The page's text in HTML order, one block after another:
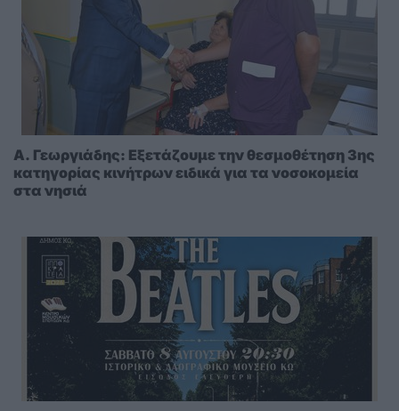
A. Γεωργιάδης: Eξετάζουμε την θεσμοθέτηση 3ης
κατηγορίας κινήτρων ειδικά για τα νοσοκομεία
στα νησιά